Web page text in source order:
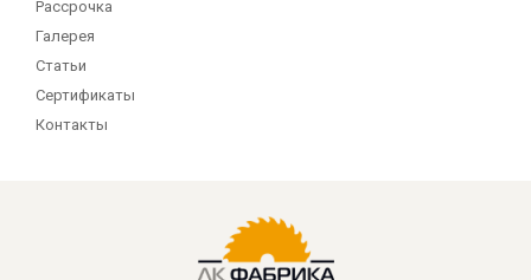
Рассрочка
Галерея
Статьи
Сертификаты
Контакты